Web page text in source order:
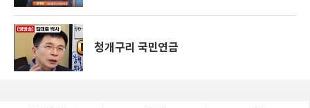
청개구리 국민연금